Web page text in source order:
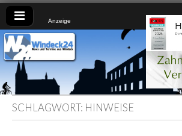
Anzeige
Windeck24
Nachrichten
aus dem
Ländchen
für das
Ländchen
SCHLAGWORT: HINWEISE